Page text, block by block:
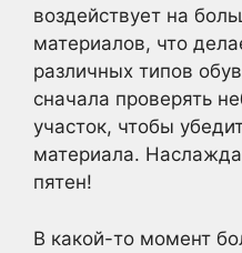
воздействует на
материалов, что
различных типов
сначала проверять
участок, чтобы
материала.
пятен!
В какой-то момент